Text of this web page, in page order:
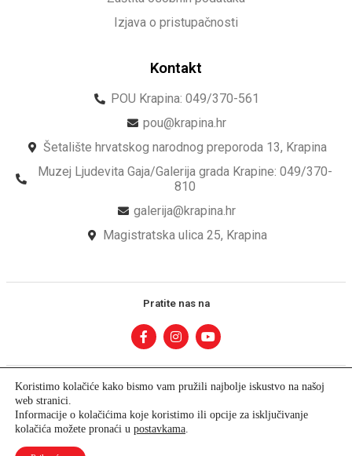
Izjava o pristupačnosti
Kontakt
POU Krapina: 049/370-561
pou@krapina.hr
Šetalište hrvatskog narodnog preporoda 13, Krapina
Muzej Ljudevita Gaja/Galerija grada Krapine: 049/370-
810
galerija@krapina.hr
Magistratska ulica 25, Krapina
Pratite nas na
© Copyright – Pučko Otvoreno Učilište Krapina
Koristimo kolačiće kako bismo vam pružili najbolje iskustvo na našoj
web stranici.
Informacije o kolačićima koje koristimo ili opcije za isključivanje
kolačića možete pronaći u postavkama.